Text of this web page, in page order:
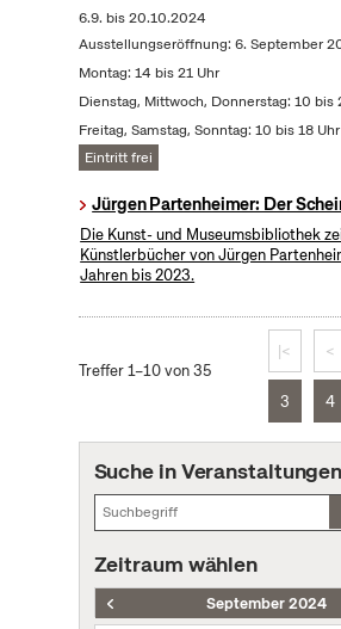
6.9. bis20.10.2024
Ausstellungseröffnung: 6. September
Montag: 14 bis 21 Uhr
Dienstag, Mittwoch, Donnerstag: 10 bis
Freitag, Samstag, Sonntag: 10 bis 18 Uhr
Eintritt frei
Jürgen Partenheimer: Der
Die Kunst- und Museumsbibliothek
Künstlerbücher von Jürgen
Jahren bis 2023.
Treffer 1–10 von 35
|< <
3 4
Suche in Veranstaltungen
Zeitraum wählen
September 2024